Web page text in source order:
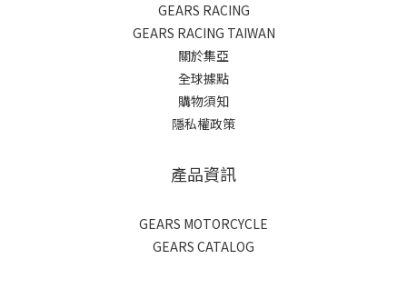
GEARS RACING
GEARS RACING TAIWAN
關於集亞
全球據點
購物須知
隱私權政策
產品資訊
GEARS MOTORCYCLE
GEARS CATALOG